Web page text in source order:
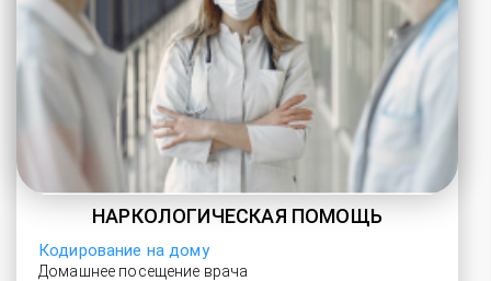
НАРКОЛОГИЧЕСКАЯ ПОМОЩЬ
Кодирование на дому
Домашнее посещение врача